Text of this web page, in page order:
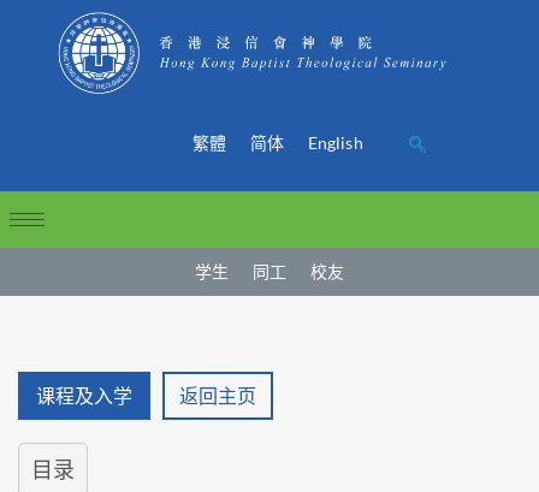
繁體 简体 English
学生 同工 校友
课程及入学 返回主页
目录